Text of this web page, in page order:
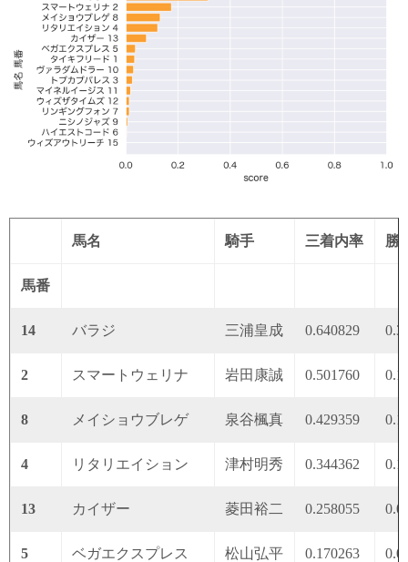
馬名 騎手 三着内率 勝
馬番
14 バラジ 三浦皇成 0.640829
2 スマートウェリナ 岩田康誠 0.501760
8 メイショウブレゲ 泉谷楓真 0.429359
4 リタリエイション 津村明秀 0.344362
13 カイザー 菱田裕二 0.258055
5 ベガエクスプレス 松山弘平 0.170263